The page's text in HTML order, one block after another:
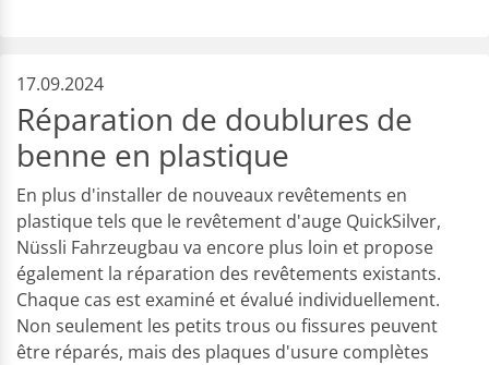
17.09.2024
Réparation de doublures de
benne en plastique
En plus d'installer de nouveaux revêtements en
plastique tels que le revêtement d'auge QuickSilver,
Nüssli Fahrzeugbau va encore plus loin et propose
également la réparation des revêtements existants.
Chaque cas est examiné et évalué individuellement.
Non seulement les petits trous ou fissures peuvent
être réparés, mais des plaques d'usure complètes